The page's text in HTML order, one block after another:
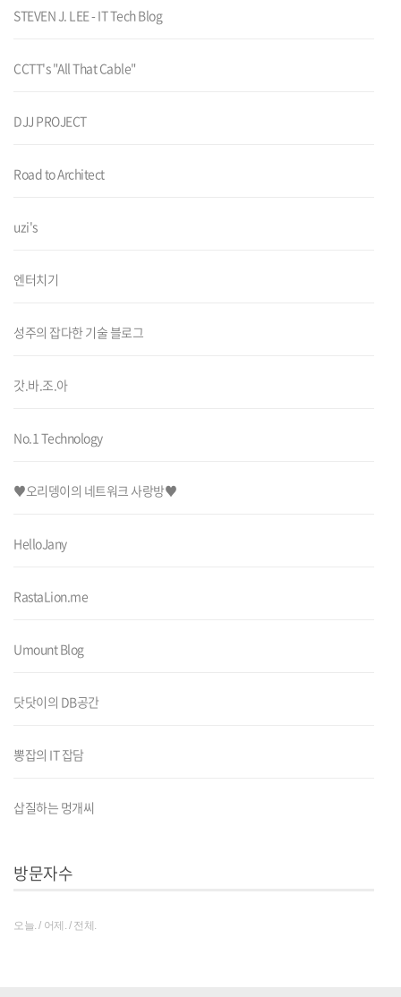
STEVEN J. LEE - IT Tech Blog
CCTT's "All That Cable"
DJJ PROJECT
Road to Architect
uzi's
엔터치기
성주의 잡다한 기술 블로그
갓.바.조.아
No.1 Technology
♥오리뎅이의 네트워크 사랑방♥
HelloJany
RastaLion.me
Umount Blog
닷닷이의 DB공간
뽕잡의 IT 잡담
삽질하는 멍개씨
방문자수
오늘. / 어제. / 전체.